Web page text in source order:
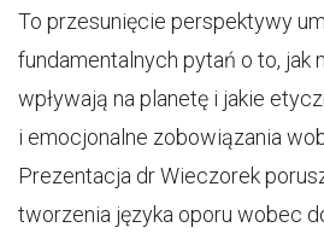
To przesunięcie perspektywy
fundamentalnych pytań o to, jak
wpływają na planetę i jakie
i emocjonalne zobowiązania
Prezentacja dr Wieczorek
tworzenia języka oporu wobec